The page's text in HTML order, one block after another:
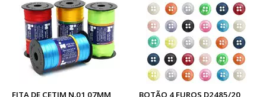
FITA DE CETIM N.01 07MM
BOTÃO 4 FUROS D2485/20